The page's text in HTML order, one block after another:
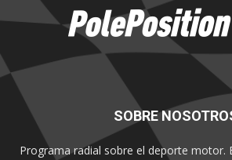
SOBRE
Programa radial sobre el deporte motor.